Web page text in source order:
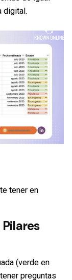
digital.
tener en
(verde en
preguntas